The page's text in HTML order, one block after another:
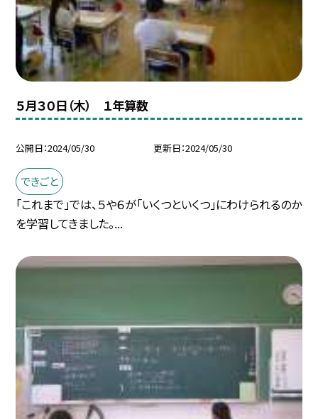
５月３０日（木） １年算数
公開日 2024/05/30 更新日 2024/05/30
できごと
「これまで」では、５や６が「いくつといくつ」にわけられるのか
を学習してきました。...